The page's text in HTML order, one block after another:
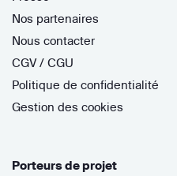
Nos partenaires
Nous contacter
CGV / CGU
Politique de confidentialité
Gestion des cookies
Porteurs de projet